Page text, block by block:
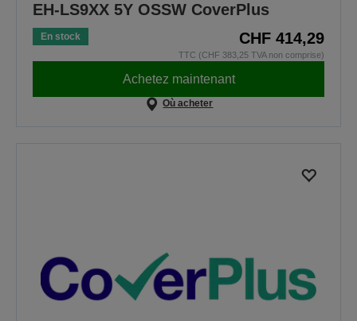
EH-LS9XX 5Y OSSW CoverPlus
En stock CHF 414,29
TTC (CHF 383,25 TVA non comprise)
Achetez maintenant
Où acheter